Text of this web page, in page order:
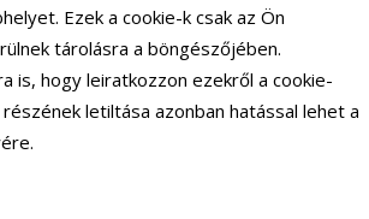
Ezek a cookie-k csak az Ön
tárolásra a böngészőjében.
is, hogy leiratkozzon ezekről a cookie-
letiltása azonban hatással lehet a